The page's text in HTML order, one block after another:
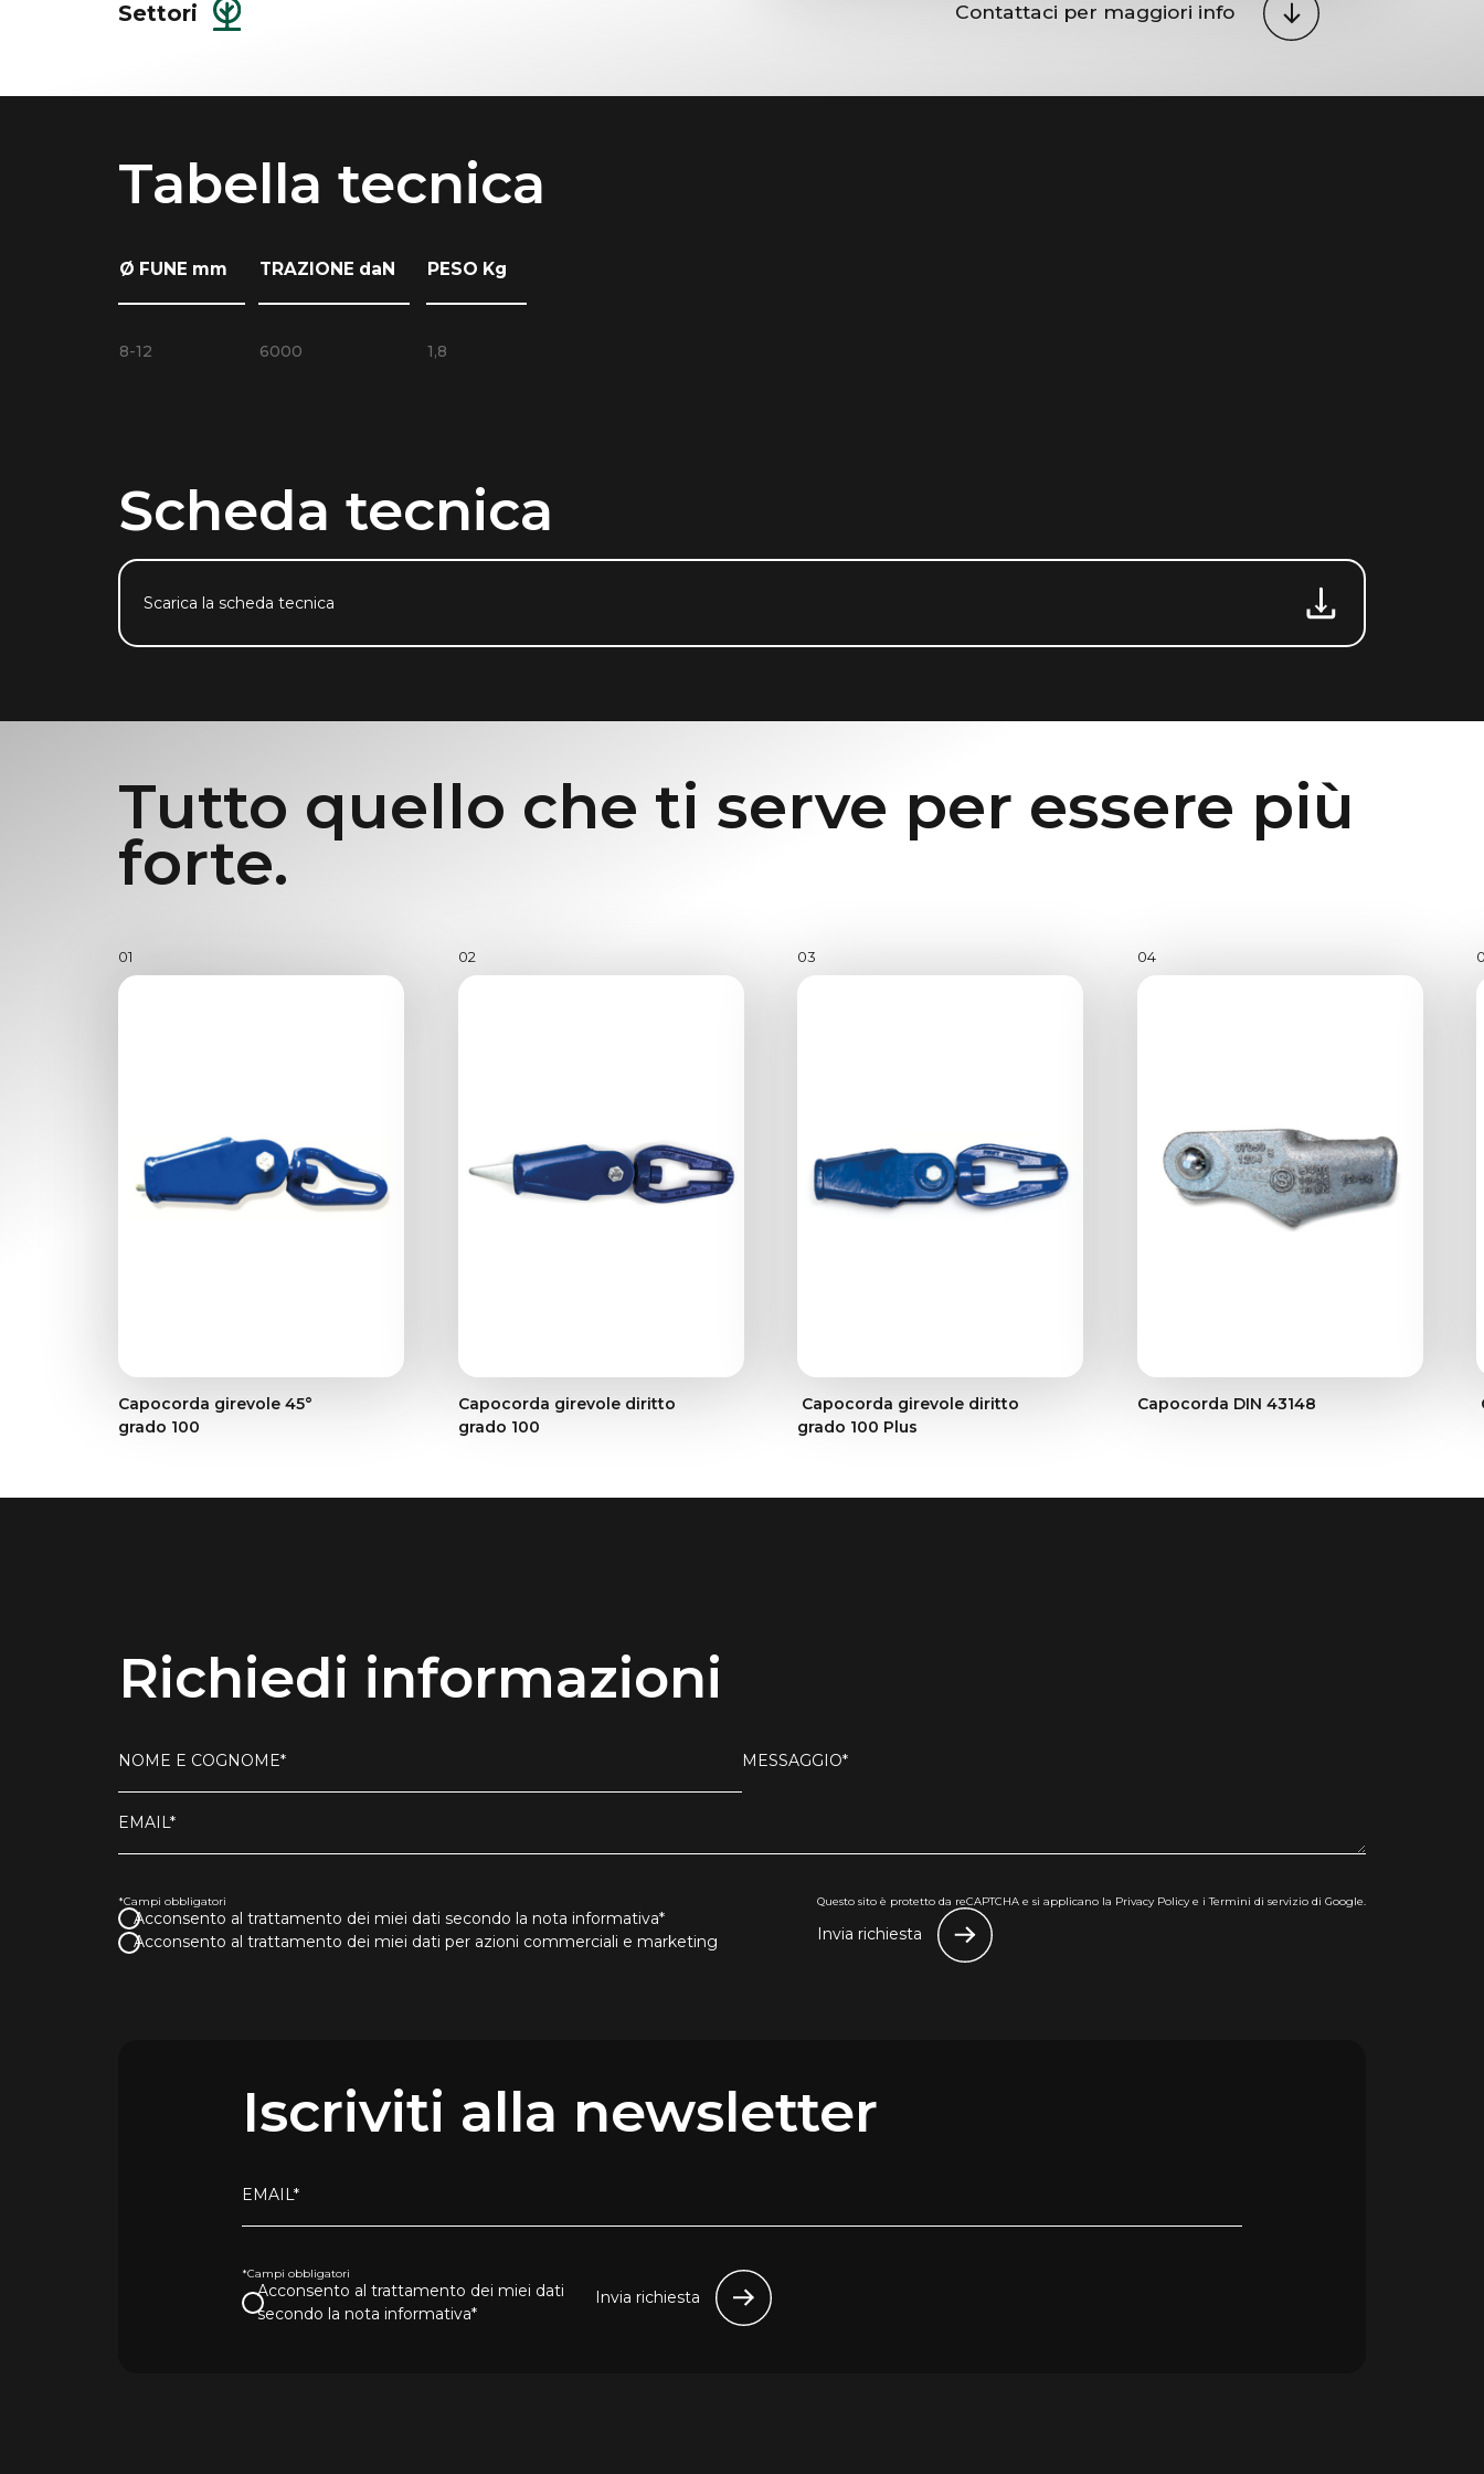
Settori Contattaci per maggiori info
Tabella tecnica
Ø FUNE mm TRAZIONE daN PESO Kg
8-12 6000 1,8
Scheda tecnica
Scarica la scheda tecnica
Tutto quello che ti serve per essere più
forte.
01
Capocorda girevole 45°
grado 100
02
Capocorda girevole diritto
grado 100
03
Capocorda girevole diritto
grado 100 Plus
04
Capocorda DIN 43148
Richiedi informazioni
NOME E COGNOME*
EMAIL*
MESSAGGIO*
*Campi obbligatori
Acconsento al trattamento dei miei dati secondo la nota informativa*
Acconsento al trattamento dei miei dati per azioni commerciali e marketing
Questo sito è protetto da reCAPTCHA e si applicano la Privacy Policy e i Termini di servizio di Google.
Invia richiesta
Iscriviti alla newsletter
EMAIL*
*Campi obbligatori
Acconsento al trattamento dei miei dati
secondo la nota informativa*
Invia richiesta